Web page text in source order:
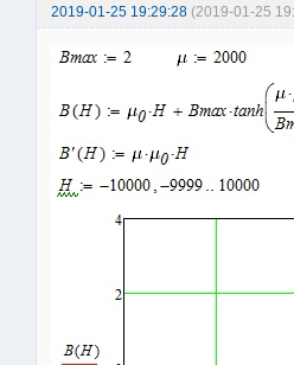
2019-01-25 19:29:28 (2019-01-25